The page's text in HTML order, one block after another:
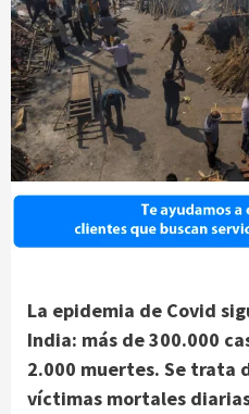
La epidemia de Covid
India: más de 300.000
2.000 muertes. Se trata
víctimas mortales